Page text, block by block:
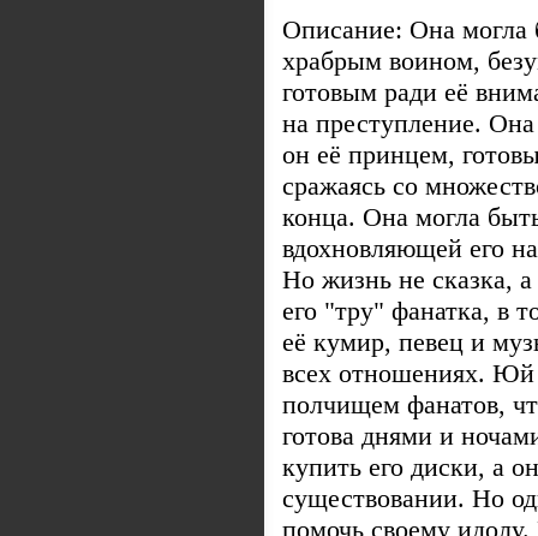
Описание: Она могла
храбрым воином,
готовым ради её
на преступление. Она
он её принцем,
сражаясь со
конца. Она могла
вдохновляющей его
Но жизнь не сказка,
его "тру" фанатка, в
её кумир, певец и
всех отношениях. Юй
полчищем фанатов,
готова днями и
купить его диски, а
существовании. Но
помочь своему